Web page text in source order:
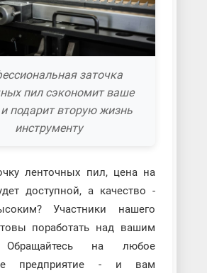
заточка
пил сэкономит ваше
подарит вторую жизнь
инструменту
ленточных пил, цена на
доступной, а качество -
Участники нашего
поработать над вашим
Обращайтесь на любое
предприятие - и вам